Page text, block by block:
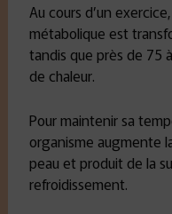
Au cours d’un
métabolique est
tandis que près de 75
de chaleur.
Pour maintenir sa
organisme augmente
peau et produit de la
refroidissement.